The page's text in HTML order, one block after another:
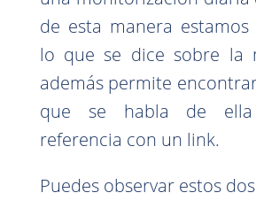
de esta manera
lo que se dice sobre la
además permite
que se habla de
referencia con un link.
Puedes observar estos